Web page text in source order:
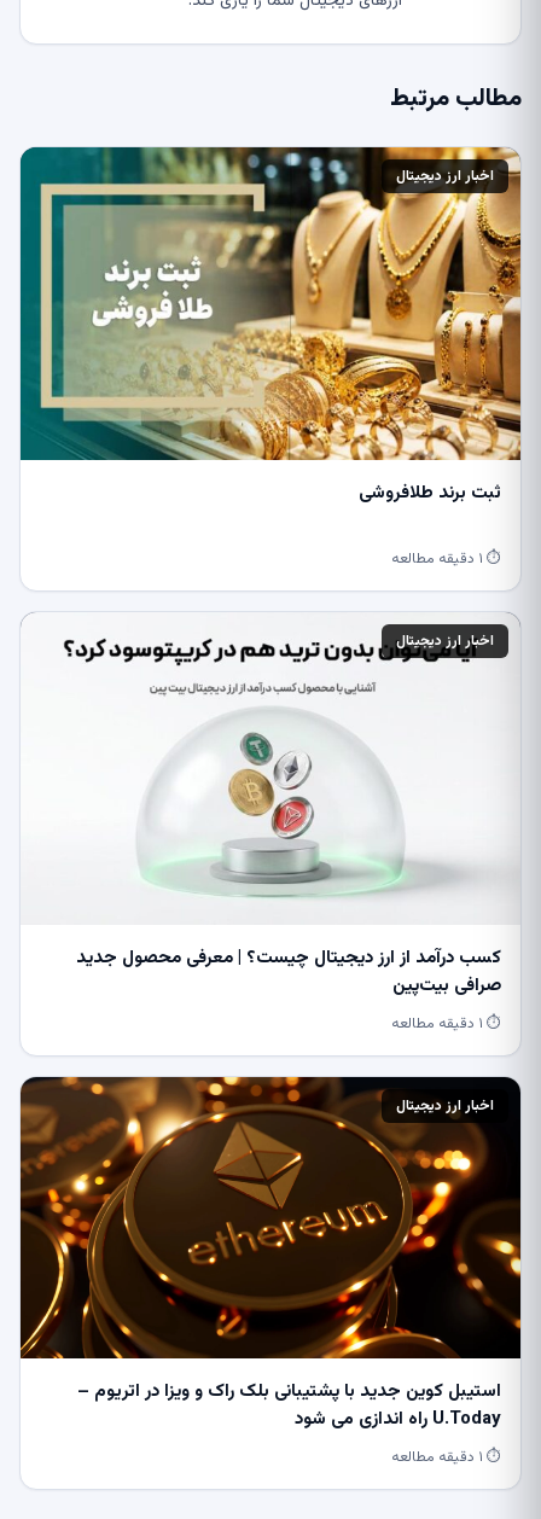
مطالب مرتبط
اخبار ارز دیجیتال
ثبت برند طلافروشی
⏱ ۱ دقیقه مطالعه
اخبار ارز دیجیتال
کسب درآمد از ارز دیجیتال چیست؟ | معرفی محصول جدید
صرافی بیت‌پین
⏱ ۱ دقیقه مطالعه
اخبار ارز دیجیتال
استیبل کوین جدید با پشتیبانی بلک راک و ویزا در اتریوم –
U.Today راه اندازی می شود
⏱ ۱ دقیقه مطالعه